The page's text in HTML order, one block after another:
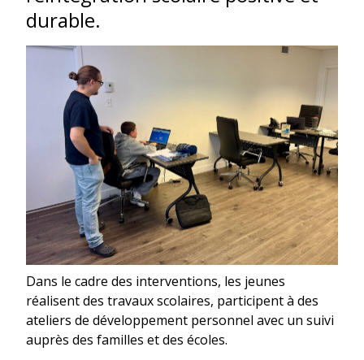
durable.
Dans le cadre des interventions, les jeunes
réalisent des travaux scolaires, participent à des
ateliers de développement personnel avec un suivi
auprès des familles et des écoles.